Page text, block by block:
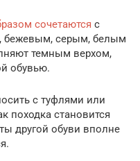
сочетаются с
бежевым, серым, белым
темным верхом,
обувью.
с туфлями или
походка становится
другой обуви вполне